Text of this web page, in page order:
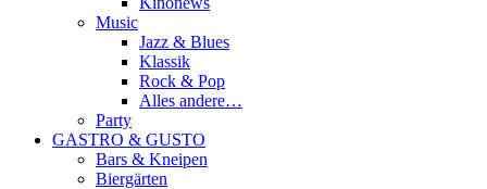
Music
Jazz & Blues
Klassik
Rock & Pop
Alles andere…
Party
GASTRO & GUSTO
Bars & Kneipen
Biergärten